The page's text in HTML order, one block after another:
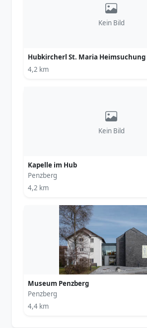
Kein Bild
Hubkircherl St. Maria Heimsuchung
4,2 km
Kein Bild
Kapelle im Hub
Penzberg
4,2 km
Museum Penzberg
Penzberg
4,4 km